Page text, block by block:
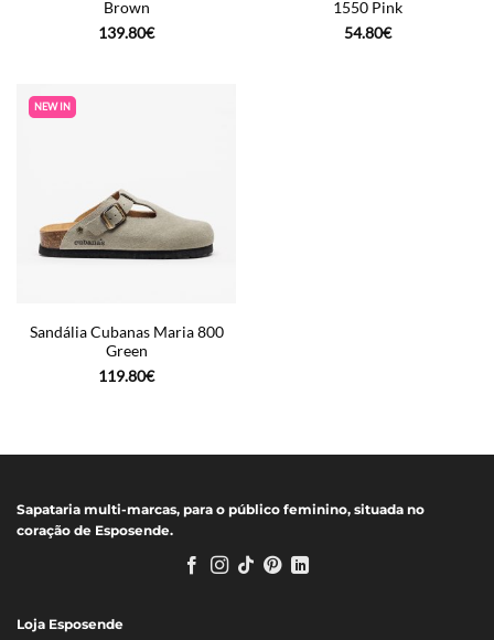
Brown
139.80€
1550 Pink
54.80€
NEW IN
Sandália Cubanas Maria 800
Green
119.80€
Sapataria multi-marcas, para o público feminino, situada no
coração de Esposende.
Loja Esposende